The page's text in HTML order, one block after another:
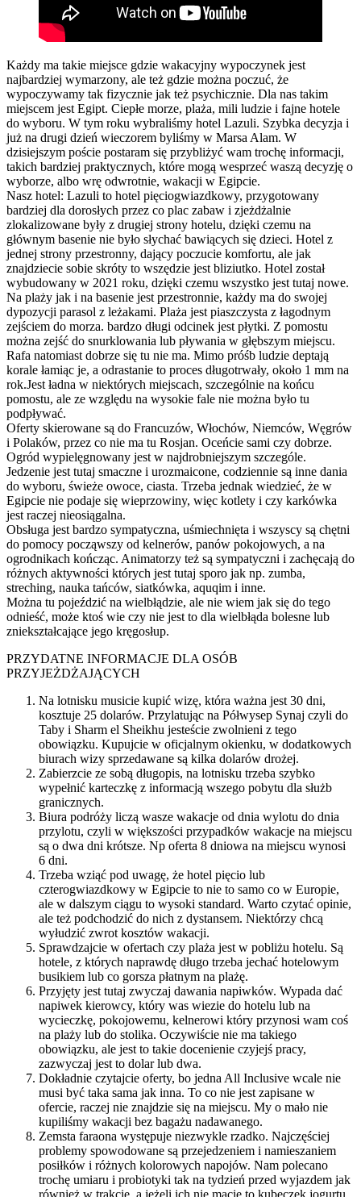
Każdy ma takie miejsce gdzie wakacyjny wypoczynek jest
najbardziej wymarzony, ale też gdzie można poczuć, że
wypoczywamy tak fizycznie jak też psychicznie. Dla nas takim
miejscem jest Egipt. Ciepłe morze, plaża, mili ludzie i fajne hotele
do wyboru. W tym roku wybraliśmy hotel Lazuli. Szybka decyzja i
już na drugi dzień wieczorem byliśmy w Marsa Alam. W
dzisiejszym poście postaram się przybliżyć wam trochę informacji,
takich bardziej praktycznych, które mogą wesprzeć waszą decyzję o
wyborze, albo wrę odwrotnie, wakacji w Egipcie.
Nasz hotel: Lazuli to hotel pięciogwiazdkowy, przygotowany
bardziej dla dorosłych przez co plac zabaw i zjeżdżalnie
zlokalizowane były z drugiej strony hotelu, dzięki czemu na
głównym basenie nie było słychać bawiących się dzieci. Hotel z
jednej strony przestronny, dający poczucie komfortu, ale jak
znajdziecie sobie skróty to wszędzie jest bliziutko. Hotel został
wybudowany w 2021 roku, dzięki czemu wszystko jest tutaj nowe.
Na plaży jak i na basenie jest przestronnie, każdy ma do swojej
dypozycji parasol z leżakami. Plaża jest piaszczysta z łagodnym
zejściem do morza. bardzo długi odcinek jest płytki. Z pomostu
można zejść do snurklowania lub pływania w głębszym miejscu.
Rafa natomiast dobrze się tu nie ma. Mimo próśb ludzie deptają
korale łamiąc je, a odrastanie to proces długotrwały, około 1 mm na
rok.Jest ładna w niektórych miejscach, szczególnie na końcu
pomostu, ale ze względu na wysokie fale nie można było tu
podpływać.
Oferty skierowane są do Francuzów, Włochów, Niemców, Węgrów
i Polaków, przez co nie ma tu Rosjan. Oceńcie sami czy dobrze.
Ogród wypielęgnowany jest w najdrobniejszym szczególe.
Jedzenie jest tutaj smaczne i urozmaicone, codziennie są inne dania
do wyboru, świeże owoce, ciasta. Trzeba jednak wiedzieć, że w
Egipcie nie podaje się wieprzowiny, więc kotlety i czy karkówka
jest raczej nieosiągalna.
Obsługa jest bardzo sympatyczna, uśmiechnięta i wszyscy są chętni
do pomocy począwszy od kelnerów, panów pokojowych, a na
ogrodnikach kończąc. Animatorzy też są sympatyczni i zachęcają do
różnych aktywności których jest tutaj sporo jak np. zumba,
streching, nauka tańców, siatkówka, aquqim i inne.
Można tu pojeździć na wielbłądzie, ale nie wiem jak się do tego
odnieść, może ktoś wie czy nie jest to dla wielbłąda bolesne lub
zniekształcające jego kręgosłup.
PRZYDATNE INFORMACJE DLA OSÓB
PRZYJEŻDŻAJĄCYCH
Na lotnisku musicie kupić wizę, która ważna jest 30 dni,
kosztuje 25 dolarów. Przylatując na Półwysep Synaj czyli do
Taby i Sharm el Sheikhu jesteście zwolnieni z tego
obowiązku. Kupujcie w oficjalnym okienku, w dodatkowych
biurach wizy sprzedawane są kilka dolarów drożej.
Zabierzcie ze sobą długopis, na lotnisku trzeba szybko
wypełnić karteczkę z informacją wszego pobytu dla służb
granicznych.
Biura podróży liczą wasze wakacje od dnia wylotu do dnia
przylotu, czyli w większości przypadków wakacje na miejscu
są o dwa dni krótsze. Np oferta 8 dniowa na miejscu wynosi
6 dni.
Trzeba wziąć pod uwagę, że hotel pięcio lub
czterogwiazdkowy w Egipcie to nie to samo co w Europie,
ale w dalszym ciągu to wysoki standard. Warto czytać opinie,
ale też podchodzić do nich z dystansem. Niektórzy chcą
wyłudzić zwrot kosztów wakacji.
Sprawdzajcie w ofertach czy plaża jest w pobliżu hotelu. Są
hotele, z których naprawdę długo trzeba jechać hotelowym
busikiem lub co gorsza płatnym na plażę.
Przyjęty jest tutaj zwyczaj dawania napiwków. Wypada dać
napiwek kierowcy, który was wiezie do hotelu lub na
wycieczkę, pokojowemu, kelnerowi który przynosi wam coś
na plaży lub do stolika. Oczywiście nie ma takiego
obowiązku, ale jest to takie docenienie czyjejś pracy,
zazwyczaj jest to dolar lub dwa.
Dokładnie czytajcie oferty, bo jedna All Inclusive wcale nie
musi być taka sama jak inna. To co nie jest zapisane w
ofercie, raczej nie znajdzie się na miejscu. My o mało nie
kupiliśmy wakacji bez bagażu nadawanego.
Zemsta faraona występuje niezwykle rzadko. Najczęściej
problemy spowodowane są przejedzeniem i namieszaniem
posiłków i różnych kolorowych napojów. Nam polecano
trochę umiaru i probiotyki tak na tydzień przed wyjazdem jak
również w trakcie, a jeżeli ich nie macie to kubeczek jogurtu